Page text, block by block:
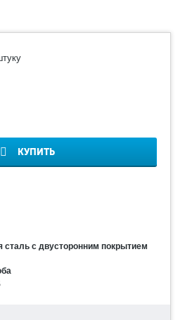
КУПИТЬ
сталь с двусторонним покрытием